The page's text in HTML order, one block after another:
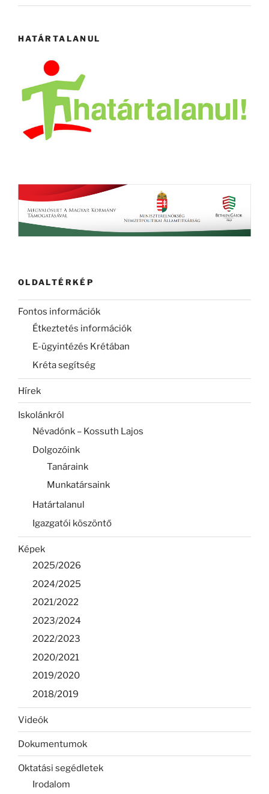
HATÁRTALANUL
OLDALTÉRKÉP
Fontos információk
Étkeztetés információk
E-ügyintézés Krétában
Kréta segítség
Hírek
Iskolánkról
Névadónk – Kossuth Lajos
Dolgozóink
Tanáraink
Munkatársaink
Határtalanul
Igazgatói köszöntő
Képek
2025/2026
2024/2025
2021/2022
2023/2024
2022/2023
2020/2021
2019/2020
2018/2019
Videók
Dokumentumok
Oktatási segédletek
Irodalom